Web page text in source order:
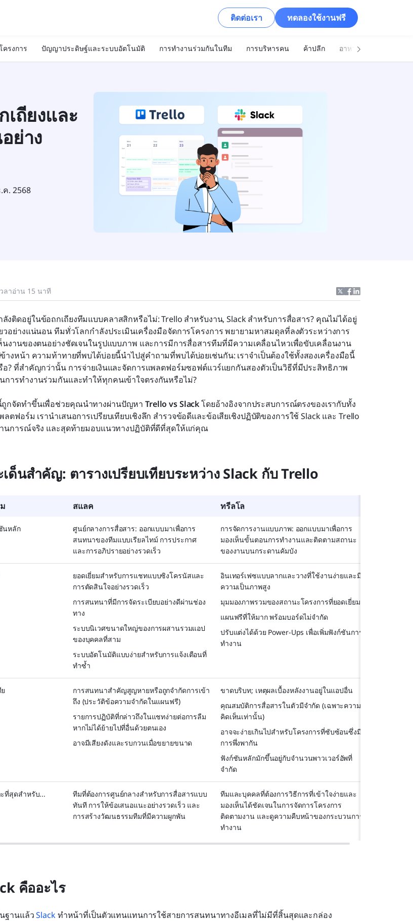
ติดต่อเรา ทดลองใช้งานฟรี
ครงการ ปัญญาประดิษฐ์และระบบอัตโนมัติ การทำงานร่วมกันในทีม การบริหารคน ค้าปลีก อาหารและเครื่องดื่ม
ถียงและ
ย่าง
ค. 2568
ลาอ่าน 15 นาที
งติดอยู่ในข้อถกเถียงทีมแบบคลาสสิกหรือไม่: Trello สำหรับงาน, Slack สำหรับการสื่อสาร? คุณไม่ได้อยู่
วอย่างแน่นอน ทีมทั่วโลกกำลังประเมินเครื่องมือจัดการโครงการ พยายามหาสมดุลที่ลงตัวระหว่างการ
นงานของตนอย่างชัดเจนในรูปแบบภาพ และการมีการสื่อสารทีมที่มีความเคลื่อนไหวเพื่อขับเคลื่อนงาน
างหน้า ความท้าทายที่พบได้บ่อยนี้นำไปสู่คำถามที่พบได้บ่อยเช่นกัน: เราจำเป็นต้องใช้ทั้งสองเครื่องมือนี้
อ? ที่สำคัญกว่านั้น การจ่ายเงินและจัดการแพลตฟอร์มซอฟต์แวร์แยกกันสองตัวเป็นวิธีที่มีประสิทธิภาพ
การทำงานร่วมกันและทำให้ทุกคนเข้าใจตรงกันหรือไม่?
กจัดทำขึ้นเพื่อช่วยคุณนำทางผ่านปัญหา Trello vs Slack โดยอ้างอิงจากประสบการณ์ตรงของเรากับทั้ง
ลตฟอร์ม เรานำเสนอการเปรียบเทียบเชิงลึก สำรวจข้อดีและข้อเสียเชิงปฏิบัติของการใช้ Slack และ Trello
นการณ์จริง และสุดท้ายมอบแนวทางปฏิบัติที่ดีที่สุดให้แก่คุณ
เด็นสำคัญ: ตารางเปรียบเทียบระหว่าง Slack กับ Trello
สแลค ทรีลโล
นหลัก
ศูนย์กลางการสื่อสาร: ออกแบบมาเพื่อการ
สนทนาของทีมแบบเรียลไทม์ การประกาศ
และการอภิปรายอย่างรวดเร็ว
การจัดการงานแบบภาพ: ออกแบบมาเพื่อการ
มองเห็นขั้นตอนการทำงานและติดตามสถานะ
ของงานบนกระดานคัมบัง
ยอดเยี่ยมสำหรับการแชทแบบซิงโครนัสและ
การตัดสินใจอย่างรวดเร็ว
การสนทนาที่มีการจัดระเบียบอย่างดีผ่านช่อง
ทาง
ระบบนิเวศขนาดใหญ่ของการผสานรวมแอป
ของบุคคลที่สาม
ระบบอัตโนมัติแบบง่ายสำหรับการแจ้งเตือนที่
ทำซ้ำ
อินเทอร์เฟซแบบลากและวางที่ใช้งานง่ายและมี
ความเป็นภาพสูง
มุมมองภาพรวมของสถานะโครงการที่ยอดเยี่ยม
แผนฟรีที่ให้มาก พร้อมบอร์ดไม่จำกัด
ปรับแต่งได้ด้วย Power-Ups เพื่อเพิ่มฟังก์ชันการ
ทำงาน
การสนทนาสำคัญสูญหายหรือถูกจำกัดการเข้า
ถึง (ประวัติข้อความจำกัดในแผนฟรี)
รายการปฏิบัติที่กล่าวถึงในแชทง่ายต่อการลืม
หากไม่ได้ย้ายไปที่อื่นด้วยตนเอง
อาจมีเสียงดังและรบกวนเมื่อขยายขนาด
ขาดบริบท; เหตุผลเบื้องหลังงานอยู่ในแอปอื่น
คุณสมบัติการสื่อสารในตัวมีจำกัด (เฉพาะความ
คิดเห็นเท่านั้น)
อาจจะง่ายเกินไปสำหรับโครงการที่ซับซ้อนซึ่งมี
การพึ่งพากัน
ฟังก์ชันหลักมักขึ้นอยู่กับจำนวนพาวเวอร์อัพที่
จำกัด
ะที่สุดสำหรับ...
ทีมที่ต้องการศูนย์กลางสำหรับการสื่อสารแบบ
ทันที การให้ข้อเสนอแนะอย่างรวดเร็ว และ
การสร้างวัฒนธรรมทีมที่มีความผูกพัน
ทีมและบุคคลที่ต้องการวิธีการที่เข้าใจง่ายและ
มองเห็นได้ชัดเจนในการจัดการโครงการ
ติดตามงาน และดูความคืบหน้าของกระบวนการ
ทำงาน
คืออะไร
ฐานแล้ว Slack ทำหน้าที่เป็นตัวแทนแทนการใช้สายการสนทนาทางอีเมลที่ไม่มีที่สิ้นสุดและกล่อง